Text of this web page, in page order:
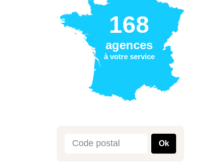
168
agences
à votre service
Ok